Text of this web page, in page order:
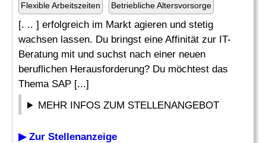
Flexible Arbeitszeiten Betriebliche Altersvorsorge
[. .. ] erfolgreich im Markt agieren und stetig
wachsen lassen. Du bringst eine Affinität zur IT-
Beratung mit und suchst nach einer neuen
beruflichen Herausforderung? Du möchtest das
Thema SAP [...]
MEHR INFOS ZUM STELLENANGEBOT
▶ Zur Stellenanzeige